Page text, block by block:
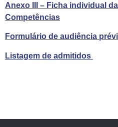
Anexo III – Ficha individual
Competências
Formulário de audiência
Listagem de admitidos